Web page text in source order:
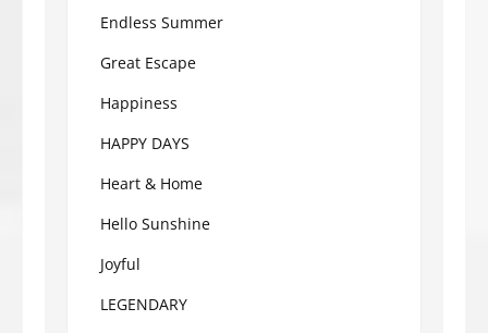
Endless Summer
Great Escape
Happiness
HAPPY DAYS
Heart & Home
Hello Sunshine
Joyful
LEGENDARY